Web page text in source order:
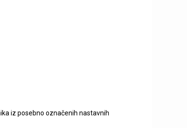
iz posebno označenih nastavnih